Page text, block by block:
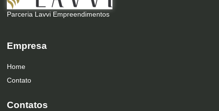
Parceria Lavvi Empreendimentos
Empresa
Home
Contato
Contatos